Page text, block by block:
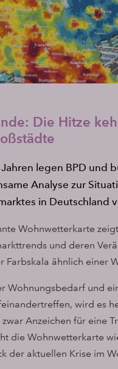
Die Hitze
legen BPD und
Analyse zur
in Deutschland
Wohnwetterkarte zeigt
und deren
Farbskala ähnlich einer
Wohnungsbedarf und
wird es
zwar Anzeichen für eine
die Wohnwetterkarte
der aktuellen Krise im